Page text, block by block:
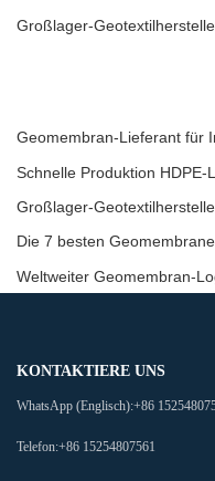
Großlager-
Geomembran-Lieferant für
Schnelle Produktion HDPE-
Großlager-
Die 7 besten
Weltweiter Geomembran-
KONTAKTIERE UNS
WhatsApp (Englisch):+86
Telefon:+86 15254807561